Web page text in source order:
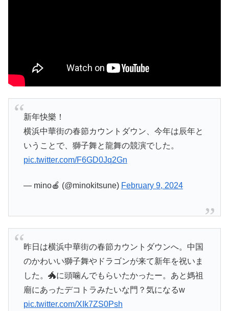
新年快樂！
横浜中華街の春節カウントダウン、今年は辰年と
いうことで、獅子舞と龍舞の競演でした。
pic.twitter.com/F6GD0Jq2Gn
— mino🍎 (@minokitsune) February 9, 2024
昨日は横浜中華街の春節カウントダウンへ。中国
のかわいい獅子舞やドラゴンが来て新年を祝いま
した。🐲に頭噛んでもらいたかったー。あと媽祖
廟にあったデコトラみたいな門？気になるw
pic.twitter.com/XIk7ZS0Psh